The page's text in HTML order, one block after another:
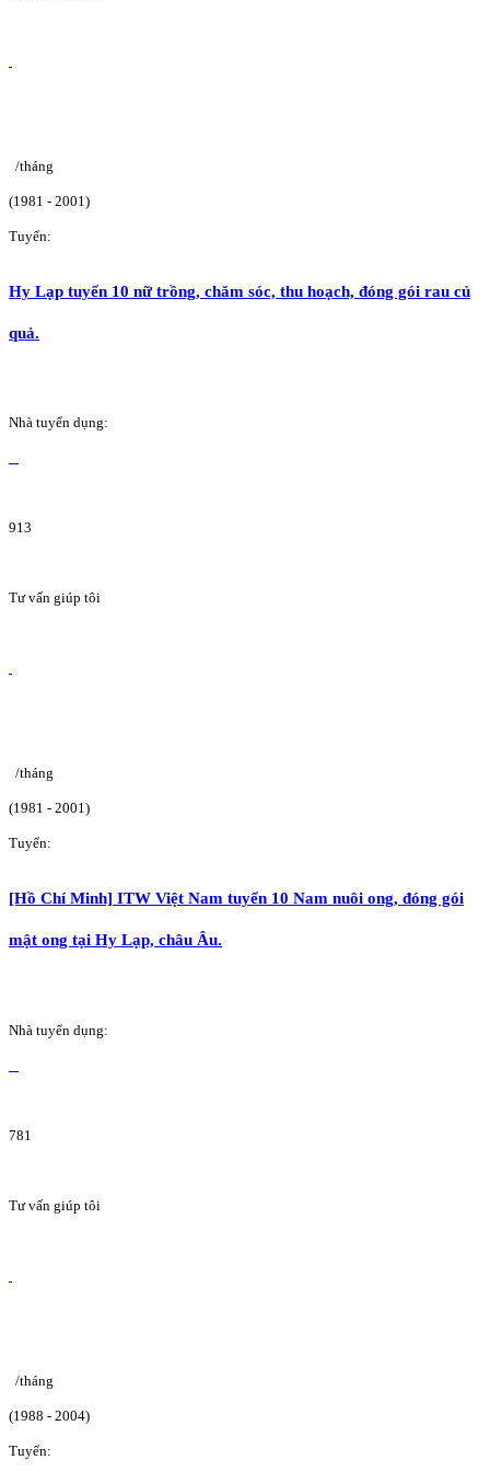
/tháng
(1981 - 2001)
Tuyển:
Hy Lạp tuyển 10 nữ trồng, chăm sóc, thu hoạch, đóng gói rau củ
quả.
Nhà tuyển dụng:
913
Tư vấn giúp tôi
/tháng
(1981 - 2001)
Tuyển:
[Hồ Chí Minh] ITW Việt Nam tuyển 10 Nam nuôi ong, đóng gói
mật ong tại Hy Lạp, châu Âu.
Nhà tuyển dụng:
781
Tư vấn giúp tôi
/tháng
(1988 - 2004)
Tuyển: